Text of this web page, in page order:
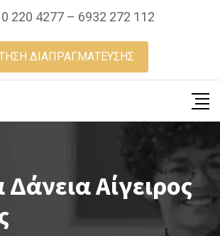
220 4277 – 6932 272 112
ΔΙΑΠΡΑΓΜΑΤΕΥΣΗΣ
Αίγειρος